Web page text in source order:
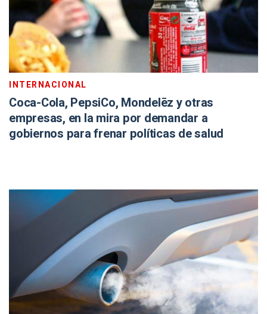
INTERNACIONAL
Coca-Cola, PepsiCo, Mondelēz y otras
empresas, en la mira por demandar a
gobiernos para frenar políticas de salud